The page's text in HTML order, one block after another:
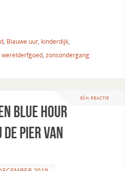
, Blauwe uur, kinderdijk,
werelderfgoed, zonsondergang
EÉN REACTIE
blue hour
pier van